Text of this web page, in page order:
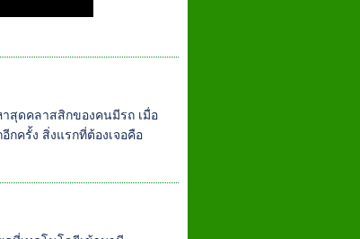
สุดคลาสสิกของคนมีรถ เมื่อ
กครั้ง สิ่งแรกที่ต้องเจอคือ